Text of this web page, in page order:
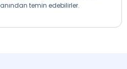
temin edebilirler.